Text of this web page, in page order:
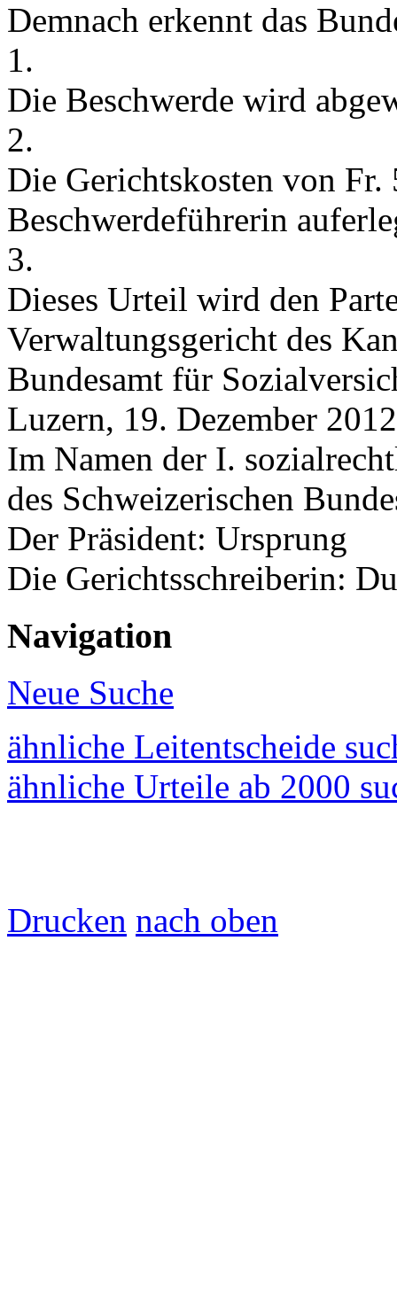
Demnach erkennt das
1.
Die Beschwerde wird
2.
Die Gerichtskosten von Fr.
Beschwerdeführerin
3.
Dieses Urteil wird den
Verwaltungsgericht des
Bundesamt für
Luzern, 19. Dezember 2012
Im Namen der I.
des Schweizerischen
Der Präsident: Ursprung
Die Gerichtsschreiberin:
Navigation
Neue Suche
ähnliche Leitentscheide
ähnliche Urteile ab 2000
Drucken nach oben